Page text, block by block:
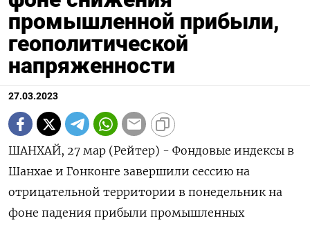
промышленной прибыли,
геополитической
напряженности
27.03.2023
ШАНХАЙ, 27 мар (Рейтер) - Фондовые индексы в
Шанхае и Гонконге завершили сессию на
отрицательной территории в понедельник на
фоне падения прибыли промышленных